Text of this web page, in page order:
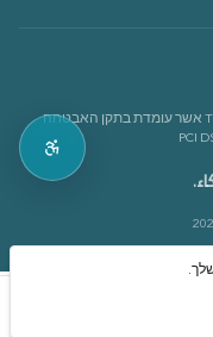
התשלומים באתר מבוצעים בעזרת מערכת Tranzila אשר עומדת בתקן האבטחה